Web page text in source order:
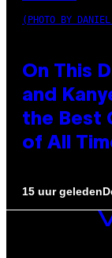
(PHOTO BY
On This
and
the Best
of All
15 uur geleden